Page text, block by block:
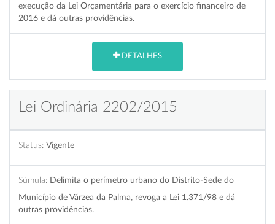
execução da Lei Orçamentária para o exercício financeiro de
2016 e dá outras providências.
DETALHES
Lei Ordinária 2202/2015
Status: Vigente
Súmula: Delimita o perímetro urbano do Distrito-Sede do
Município de Várzea da Palma, revoga a Lei 1.371/98 e dá
outras providências.